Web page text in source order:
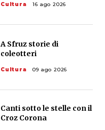
Cultura 16 ago 2026
A Sfruz storie di
coleotteri
Cultura 09 ago 2026
Canti sotto le stelle con il
Croz Corona